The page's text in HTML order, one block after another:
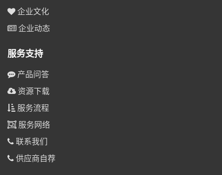
企业文化
企业动态
服务支持
产品问答
资源下载
服务流程
服务网络
联系我们
供应商自荐